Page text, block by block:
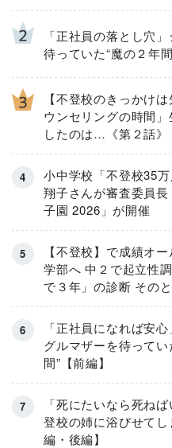
「正社員の落とし穴
待っていた“魔の２年間
【不登校のきっかけ
ウンセリングの時間
したのは…《第２話》
小中学校「不登校35
翔子さんが審査委員
子園 2026」が開催
【不登校】で成績オ
学部へ 中２で起立性
で３年」の診断 その
「正社員になれば安
グルマザーを待ってい
間”【前編】
「死にたいなら死ね
登校の姉に浴びせて
編・後編】